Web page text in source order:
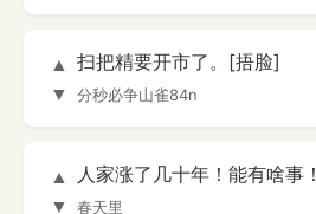
▲
▼
扫把精要开市了。[捂脸]
分秒必争山雀84n
▲
▼
人家涨了几十年！能有啥事！
春天里